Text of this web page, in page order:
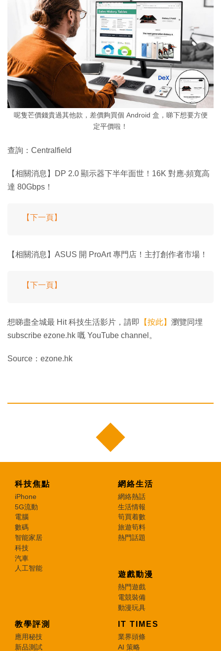
呢隻芒價錢貴過其他款，差價夠買個 Android 盒，睇下想要方便
定平價啦！
查詢：Centralfield
【相關消息】DP 2.0 顯示器下半年面世！16K 對應‧頻寬高
達 80Gbps！
【下一頁】
【相關消息】ASUS 開 ProArt 專門店！主打創作者市場！
【下一頁】
想睇盡全城最 Hit 科技生活影片，請即 【按此】 瀏覽同埋
subscribe ezone.hk 嘅 YouTube channel。
Source：ezone.hk
科技焦點
iPhone
5G流動
電腦
數碼
智能家居
科技
汽車
人工智能
網絡生活
網絡熱話
生活情報
筍買着數
旅遊筍料
熱門話題
遊戲動漫
熱門遊戲
電競裝備
動漫玩具
教學評測
應用秘技
新品測試
IT TIMES
業界頭條
AI 策略